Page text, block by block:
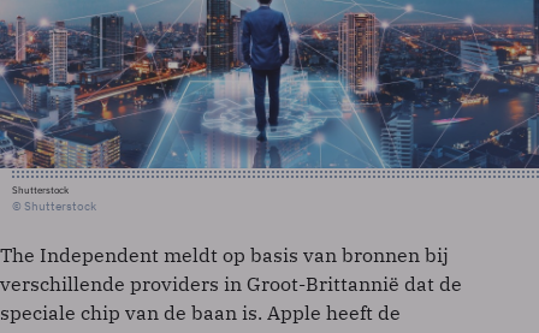
Shutterstock
© Shutterstock
The Independent meldt op basis van bronnen bij
verschillende providers in Groot-Brittannië dat de
speciale chip van de baan is. Apple heeft de